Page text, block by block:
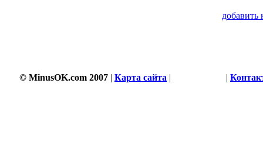
добавить
© MinusOK.com 2007 | Карта сайта | |